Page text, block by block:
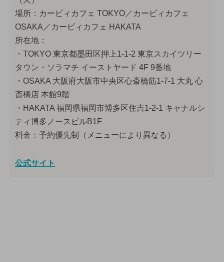
場所：カービィカフェ TOKYO／カービィカフェ
OSAKA／カービィカフェ HAKATA
所在地：
・TOKYO 東京都墨田区押上1-1-2 東京スカイツリー
タウン・ソラマチ イーストヤード 4F 9番地
・OSAKA 大阪府大阪市中央区心斎橋筋1-7-1 大丸 心
斎橋店 本館9階
・HAKATA 福岡県福岡市博多区住吉1-2-1 キャナルシ
ティ博多ノースビルB1F
料金：予約優先制（メニューにより異なる）
公式サイト